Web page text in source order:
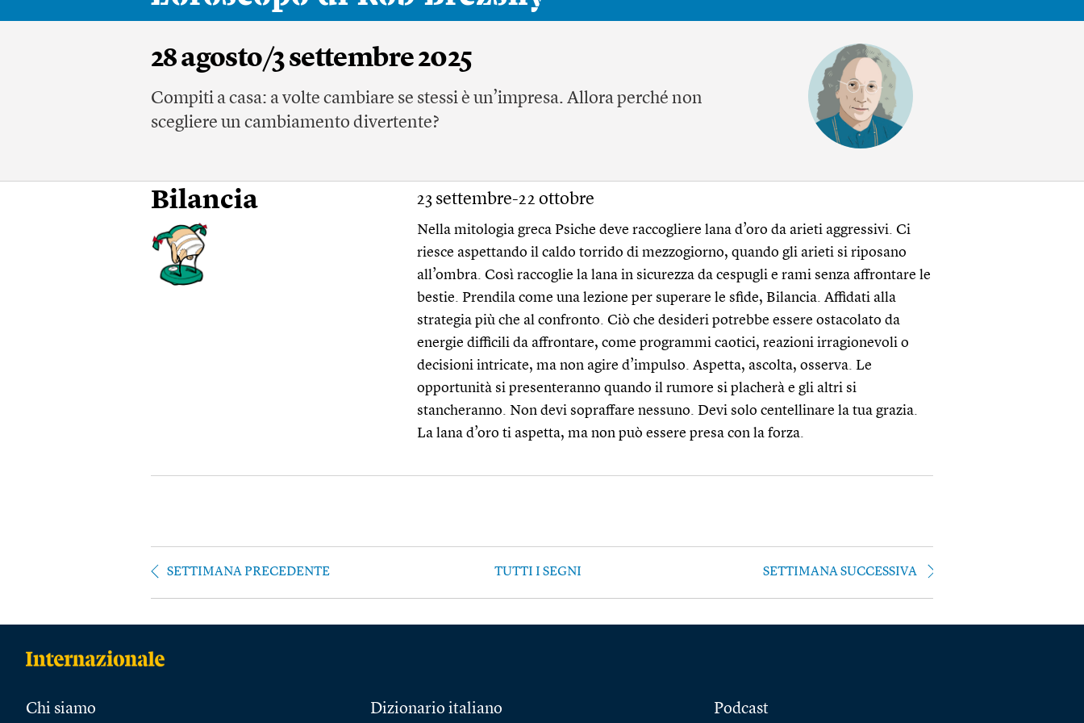
28 agosto/3 settembre 2025
Compiti a casa: a volte cambiare se stessi è un’impresa. Allora perché non
scegliere un cambiamento divertente?
Bilancia 23 settembre-22 ottobre
Nella mitologia greca Psiche deve raccogliere lana d’oro da arieti aggressivi. Ci
riesce aspettando il caldo torrido di mezzogiorno, quando gli arieti si riposano
all’ombra. Così raccoglie la lana in sicurezza da cespugli e rami senza affrontare le
bestie. Prendila come una lezione per superare le sfide, Bilancia. Affidati alla
strategia più che al confronto. Ciò che desideri potrebbe essere ostacolato da
energie difficili da affrontare, come programmi caotici, reazioni irragionevoli o
decisioni intricate, ma non agire d’impulso. Aspetta, ascolta, osserva. Le
opportunità si presenteranno quando il rumore si placherà e gli altri si
stancheranno. Non devi sopraffare nessuno. Devi solo centellinare la tua grazia.
La lana d’oro ti aspetta, ma non può essere presa con la forza.
SETTIMANA PRECEDENTE TUTTI I SEGNI SETTIMANA SUCCESSIVA
Chi siamo Dizionario italiano Podcast